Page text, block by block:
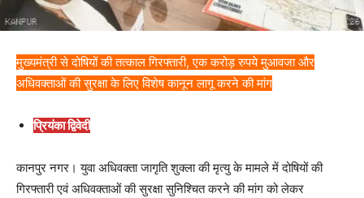
मुख्यमंत्री से दोषियों की तत्काल गिरफ्तारी, एक करोड़ रुपये मुआवजा और
अधिवक्ताओं की सुरक्षा के लिए विशेष कानून लागू करने की मांग
प्रियंका द्विवेदी
कानपुर नगर। युवा अधिवक्ता जागृति शुक्ला की मृत्यु के मामले में दोषियों की
गिरफ्तारी एवं अधिवक्ताओं की सुरक्षा सुनिश्चित करने की मांग को लेकर